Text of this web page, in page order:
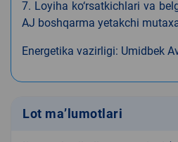
7. Loyiha ko‘rsatkichlari va
AJ boshqarma yetakchi
Energetika vazirligi: Umidbek
Lot ma’lumotlari